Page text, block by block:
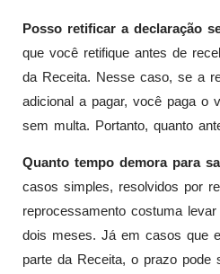
Posso retificar a declaração
que você retifique antes de
da Receita. Nesse caso, se a
adicional a pagar, você paga o
sem multa. Portanto, quanto
Quanto tempo demora para
casos simples, resolvidos por
reprocessamento costuma
dois meses. Já em casos que
parte da Receita, o prazo pode